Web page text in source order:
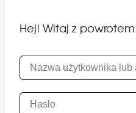
Hej! Witaj z